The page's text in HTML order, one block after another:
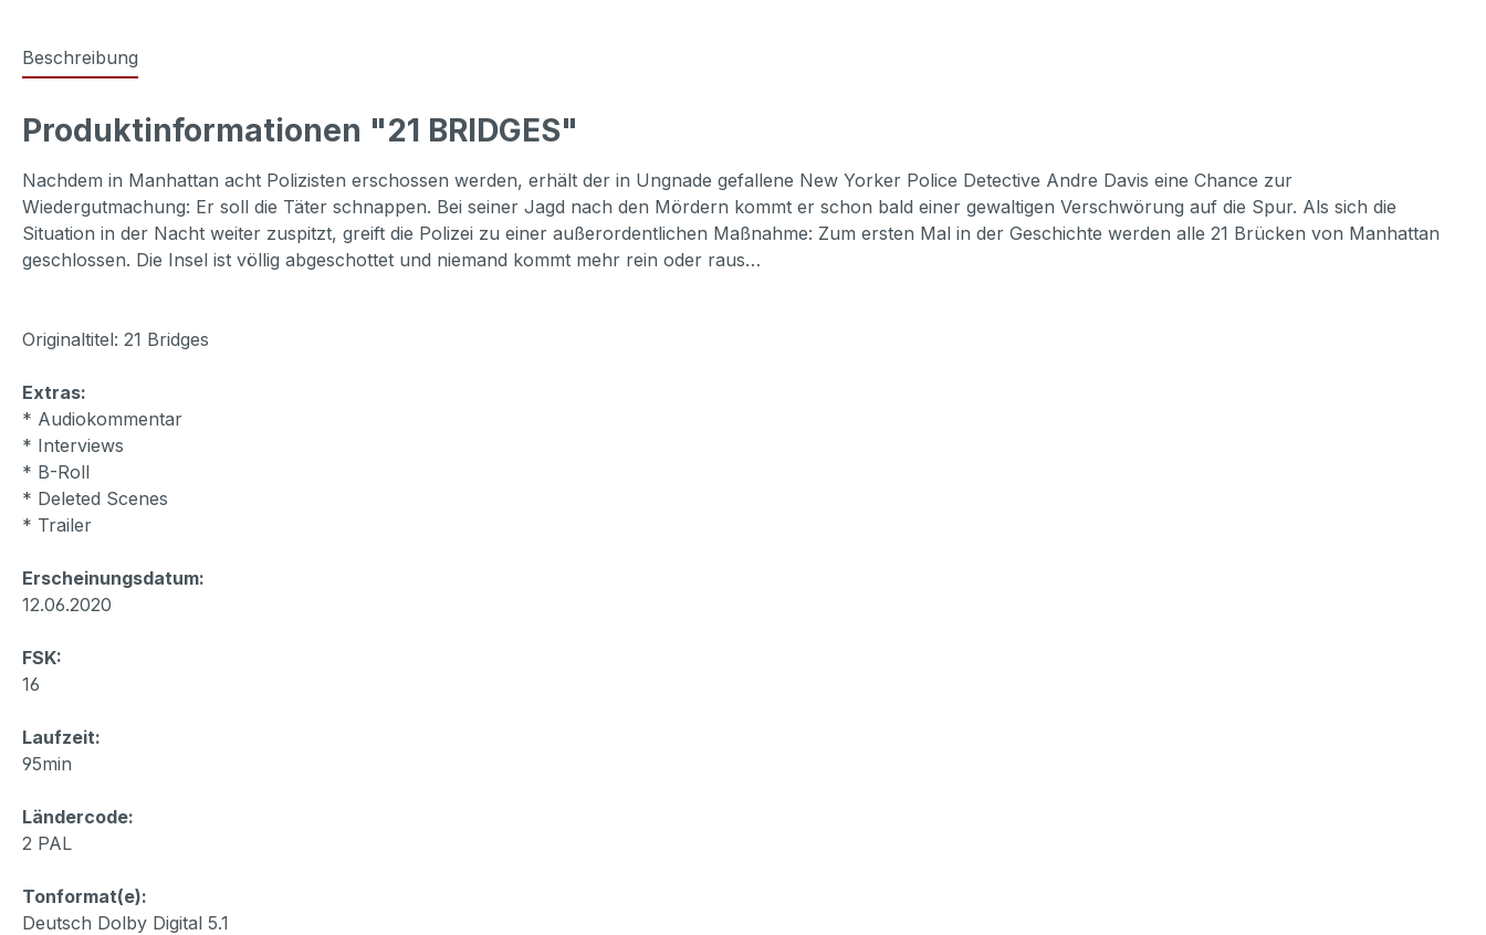
Beschreibung
Produktinformationen "21 BRIDGES"
Nachdem in Manhattan acht Polizisten erschossen werden, erhält der in Ungnade gefallene New Yorker Police Detective Andre Davis eine Chance zur
Wiedergutmachung: Er soll die Täter schnappen. Bei seiner Jagd nach den Mördern kommt er schon bald einer gewaltigen Verschwörung auf die Spur. Als sich die
Situation in der Nacht weiter zuspitzt, greift die Polizei zu einer außerordentlichen Maßnahme: Zum ersten Mal in der Geschichte werden alle 21 Brücken von Manhattan
geschlossen. Die Insel ist völlig abgeschottet und niemand kommt mehr rein oder raus…
Originaltitel: 21 Bridges
Extras:
* Audiokommentar
* Interviews
* B-Roll
* Deleted Scenes
* Trailer
Erscheinungsdatum:
12.06.2020
FSK:
16
Laufzeit:
95min
Ländercode:
2 PAL
Tonformat(e):
Deutsch Dolby Digital 5.1